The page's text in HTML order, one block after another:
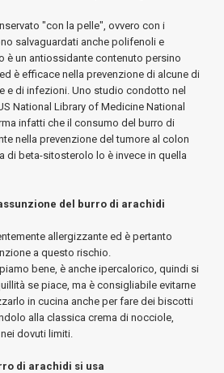
"con la pelle", ovvero con i
salvaguardati anche polifenoli e
è un antiossidante contenuto persino
è efficace nella prevenzione di alcune di
e di infezioni. Uno studio condotto nel
National Library of Medicine National
infatti che il consumo del burro di
nella prevenzione del tumore al colon
di beta-sitosterolo lo è invece in quella
del burro di arachidi
allergizzante ed è pertanto
a questo rischio.
bene, è anche ipercalorico, quindi si
se piace, ma è consigliabile evitarne
in cucina anche per fare dei biscotti
alla classica crema di nocciole,
dovuti limiti.
di arachidi si usa